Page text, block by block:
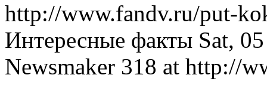
http://www.fandv.ru/put-
Интересные факты Sat,
Newsmaker 318 at http://